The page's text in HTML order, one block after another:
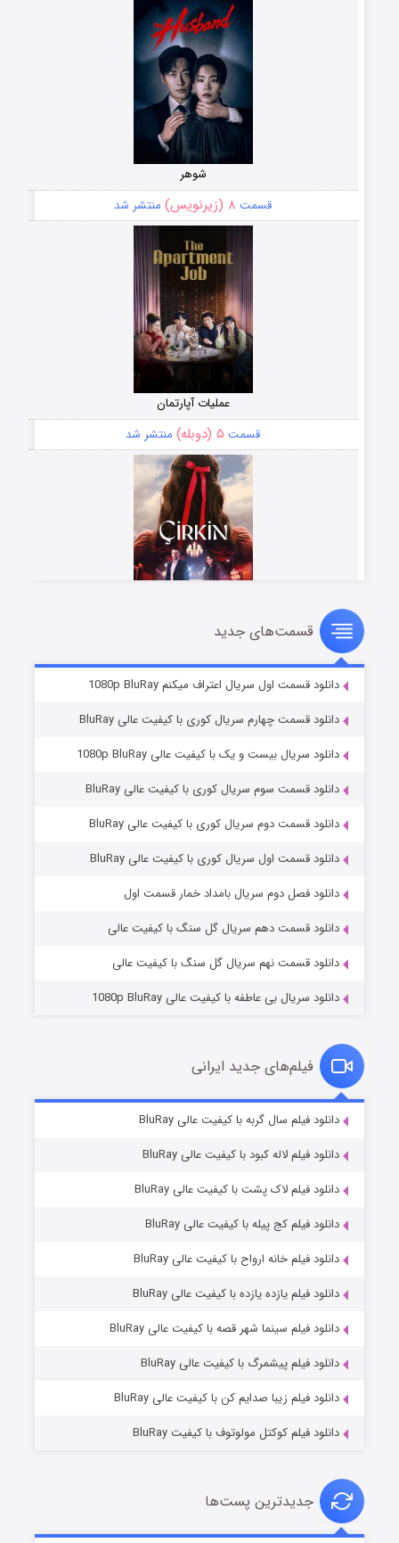
شوهر
قسمت ۸ (زیرنویس) منتشر شد
عملیات آپارتمان
قسمت ۵ (دوبله) منتشر شد
سریال زشت
قسمت۲ (زیرنویس) منتشر شد
مردگان متحرک: شهر مرده ۳
قسمت۲ (زیرنویس) منتشر شد
قسمت۷ (زیرنویس) منتشر شد
قسمت‌های جدید
دانلود قسمت اول سریال اعتراف میکنم 1080p BluRay
دانلود قسمت چهارم سریال کوری با کیفیت عالی BluRay
دانلود سریال بیست و یک با کیفیت عالی 1080p BluRay
دانلود قسمت سوم سریال کوری با کیفیت عالی BluRay
دانلود قسمت دوم سریال کوری با کیفیت عالی BluRay
دانلود قسمت اول سریال کوری با کیفیت عالی BluRay
دانلود فصل دوم سریال بامداد خمار قسمت اول
دانلود قسمت دهم سریال گل سنگ با کیفیت عالی
دانلود قسمت نهم سریال گل سنگ با کیفیت عالی
دانلود سریال بی عاطفه با کیفیت عالی 1080p BluRay
فیلم‌های جدید ایرانی
دانلود فیلم سال گربه با کیفیت عالی BluRay
دانلود فیلم لاله کبود با کیفیت عالی BluRay
دانلود فیلم لاک پشت با کیفیت عالی BluRay
دانلود فیلم کج‌ پیله با کیفیت عالی BluRay
دانلود فیلم خانه ارواح با کیفیت عالی BluRay
دانلود فیلم یازده یازده با کیفیت عالی BluRay
دانلود فیلم سینما شهر قصه با کیفیت عالی BluRay
دانلود فیلم پیشمرگ با کیفیت عالی BluRay
دانلود فیلم زیبا صدایم کن با کیفیت عالی BluRay
دانلود فیلم کوکتل مولوتوف با کیفیت BluRay
جدیدترین پست‌ها